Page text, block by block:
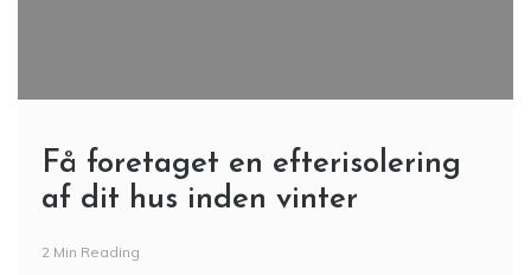
Få foretaget en efterisolering
af dit hus inden vinter
2 Min Reading